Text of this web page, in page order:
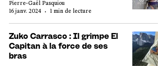
Pierre-Gaël Pasquiou
16 janv. 2024
1 min de lecture
Zuko Carrasco : Il grimpe El
Capitan à la force de ses
bras